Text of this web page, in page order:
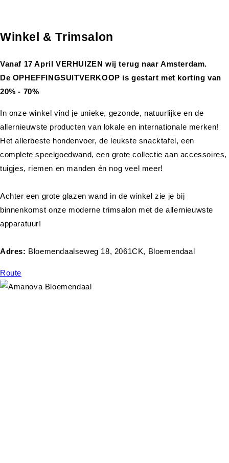
Winkel & Trimsalon
Vanaf 17 April VERHUIZEN wij terug naar Amsterdam.
De OPHEFFINGSUITVERKOOP is gestart met korting van
20% - 70%
In onze winkel vind je unieke, gezonde, natuurlijke en de
allernieuwste producten van lokale en internationale merken!
Het allerbeste hondenvoer, de leukste snacktafel, een
complete speelgoedwand, een grote collectie aan accessoires,
tuigjes, riemen en manden én nog veel meer!
Achter een grote glazen wand in de winkel zie je bij
binnenkomst onze moderne trimsalon met de allernieuwste
apparatuur!
Adres: Bloemendaalseweg 18, 2061CK, Bloemendaal
Route